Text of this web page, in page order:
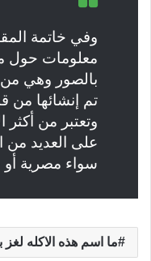
وفي خاتمة
معلومات حول
بالصور وهي من
تم إنشائها
وتعتبر من أكثر
على العديد من
سواء مصرية أو
ما اسم هذه الاكله لغز